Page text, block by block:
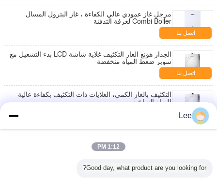
مرجل غاز عمودي عالي الكفاءة ، غاز البترول المسال
Combi Boiler لغرفة التدفئة
اتصل بنا
الجدار هونغ الغاز التكثيف غلاية شاشة LCD بدء التشغيل مع
سوبر ضغط المياه منخفضة
اتصل بنا
التكثيف بالغاز الكمي، الغلايات ذات التكثيف بكفاءة عالية
للمياه الساخنة
اتصل بنا
توفير الطاقة الغاز التكثيف بالغلايات ، الغاز سخان المياه
Lee
1:12 PM
Good day, what product are you looking for?